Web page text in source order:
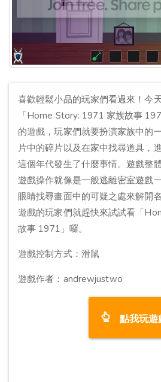
喜歡輕鬆小品的玩家們看過來！今
「Home Story: 1971 家族故事
的遊戲，玩家們就要扮演家族中的
片中的碎片以及在家中找尋道具，
這個年代發生了什麼事情。遊戲整
遊戲操作就像是一般逃離密室遊戲
眼睛找尋畫面中的可疑之處來解開
遊戲的玩家們就趕快來試試看「
故事 1971」囉。
遊戲控制方式：滑鼠
遊戲作者：andrewjustwo
點我玩遊